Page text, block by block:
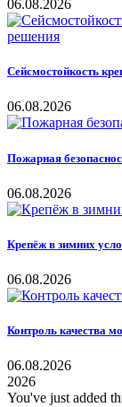
06.08.2026
Сейсмостойкость
06.08.2026
Пожарная
06.08.2026
Крепёж в зимних
06.08.2026
Контроль качества
06.08.2026
2026
You've just added